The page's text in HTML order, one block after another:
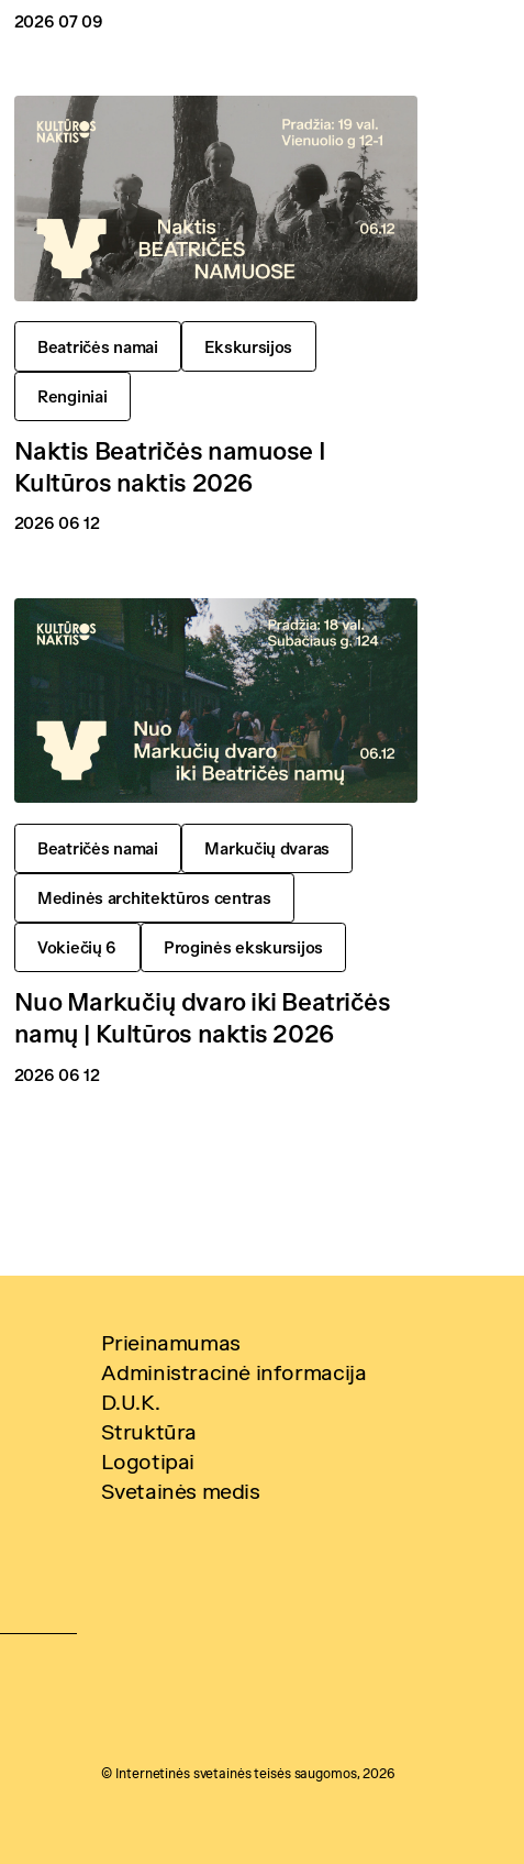
2026 07 09
Beatričės namai Ekskursijos
Renginiai
Naktis Beatričės namuose I
Kultūros naktis 2026
2026 06 12
Beatričės namai Markučių dvaras
Medinės architektūros centras
Vokiečių 6 Proginės ekskursijos
Nuo Markučių dvaro iki Beatričės
namų | Kultūros naktis 2026
2026 06 12
Prieinamumas
Administracinė informacija
D.U.K.
Struktūra
Logotipai
Svetainės medis
© Internetinės svetainės teisės saugomos, 2026